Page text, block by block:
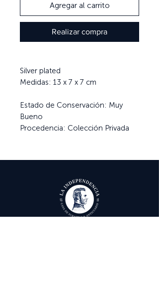
Agregar al carrito
Realizar compra
Silver plated
Medidas: 13 x 7 x 7 cm
Estado de Conservación: Muy
Bueno
Procedencia: Colección Privada